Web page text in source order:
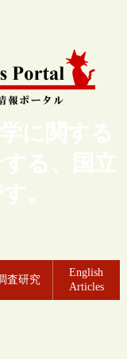
に関する
る、国立
。
査研究
English
Articles